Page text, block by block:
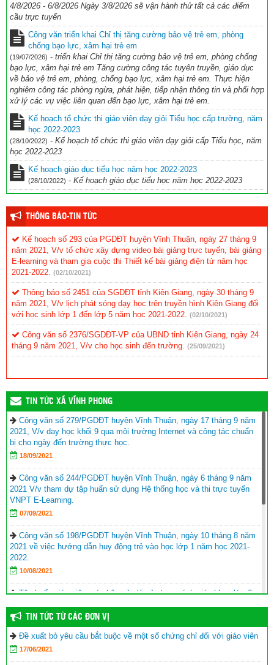
4/8/2026 - 6/8/2026 Ngày 3/8/2026 sẽ vận hành thử tất cả các điểm
cầu trực tuyến
Công văn triển khai Chỉ thị tăng cường bảo vệ trẻ em, phòng
chống bạo lực, xâm hại trẻ em
(19/07/2026) - triển khai Chỉ thị tăng cường bảo vệ trẻ em, phòng chống
bạo lực, xâm hại trẻ em Tăng cường công tác tuyên truyền, giáo dục
về bảo vệ trẻ em, phòng, chống bạo lực, xâm hại trẻ em. Thực hiện
nghiêm công tác phòng ngừa, phát hiện, tiếp nhận thông tin và phối hợp
xử lý các vụ việc liên quan đến bạo lực, xâm hại trẻ em.
Kế hoạch tổ chức thi giáo viên dạy giỏi Tiểu học cấp trường, năm
học 2022-2023
(28/10/2022) - Kế hoạch tổ chức thi giáo viên dạy giỏi cấp Tiểu học, năm
học 2022-2023
Kế hoạch giáo dục tiểu học năm học 2022-2023
(28/10/2022) - Kế hoạch giáo dục tiểu học năm học 2022-2023
THÔNG BÁO-TIN TỨC
Kế hoạch số 293 của PGDĐT huyện Vĩnh Thuận, ngày 27 tháng 9
năm 2021, V/v tổ chức xây dựng video bài giảng trực tuyến, bài giảng
E-learning và tham gia cuộc thi Thiết kế bài giảng điện tử năm học
2021-2022.
(02/10/2021)
Thông báo số 2451 của SGDĐT tỉnh Kiên Giang, ngày 30 tháng 9
năm 2021, V/v lịch phát sóng dạy học trên truyền hình Kiên Giang đối
với học sinh lớp 1 đến lớp 5 năm học 2021-2022.
(02/10/2021)
Công văn số 2376/SGDĐT-VP của UBND tỉnh Kiên Giang, ngày 24
tháng 9 năm 2021, V/v cho học sinh đến trường.
(25/09/2021)
TIN TỨC XÃ VĨNH PHONG
Công văn số 279/PGDĐT huyện Vĩnh Thuận, ngày 17 tháng 9 năm
2021, V/v dạy học khối 9 qua môi trường Internet và công tác chuẩn
bị cho ngày đến trường thực học.
18/09/2021
Công văn số 244/PGDĐT huyện Vĩnh Thuận, ngày 6 tháng 9 năm
2021 V/v tham dự tập huấn sử dụng Hệ thống học và thi trực tuyến
VNPT E-Learning.
07/09/2021
Công văn số 198/PGDĐT huyện Vĩnh Thuận, ngày 10 tháng 8 năm
2021 về việc hướng dẫn huy động trẻ vào học lớp 1 năm học 2021-
2022.
10/08/2021
Tập huấn giáo viên, cán bộ quản lý sử dụng sách giáo khoa lớp 6
17/06/2021
Hội Khuyến học huyện Vĩnh Thuận trao tặng nhà khuyến học cho
học sinh nghèo xã Phong Đông
TIN TỨC TỪ CÁC ĐƠN VỊ
Đề xuất bỏ yêu cầu bắt buộc về một số chứng chỉ đối với giáo viên
17/06/2021